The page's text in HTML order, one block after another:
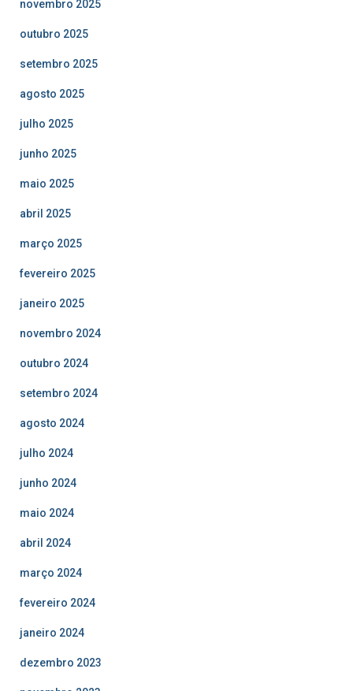
novembro 2025
outubro 2025
setembro 2025
agosto 2025
julho 2025
junho 2025
maio 2025
abril 2025
março 2025
fevereiro 2025
janeiro 2025
novembro 2024
outubro 2024
setembro 2024
agosto 2024
julho 2024
junho 2024
maio 2024
abril 2024
março 2024
fevereiro 2024
janeiro 2024
dezembro 2023